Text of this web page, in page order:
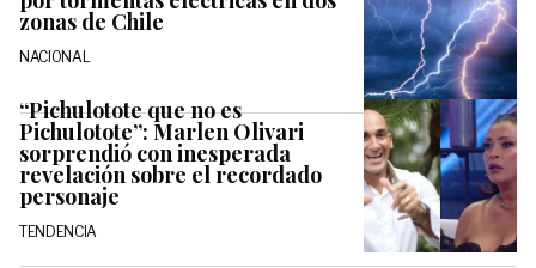
zonas de Chile
NACIONAL
“Pichulotote que no es
Pichulotote”: Marlen Olivari
sorprendió con inesperada
revelación sobre el recordado
personaje
TENDENCIA